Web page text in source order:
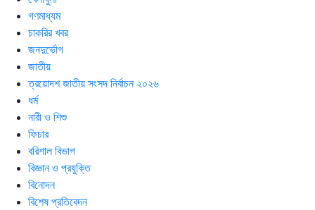
গণমাধ্যম
চাকরির খবর
জনদুর্ভোগ
জাতীয়
ত্রয়োদশ জাতীয় সংসদ নির্বাচন ২০২৬
ধর্ম
নারী ও শিশু
ফিচার
বরিশাল বিভাগ
বিজ্ঞান ও প্রযুক্তি
বিনোদন
বিশেষ প্রতিবেদন